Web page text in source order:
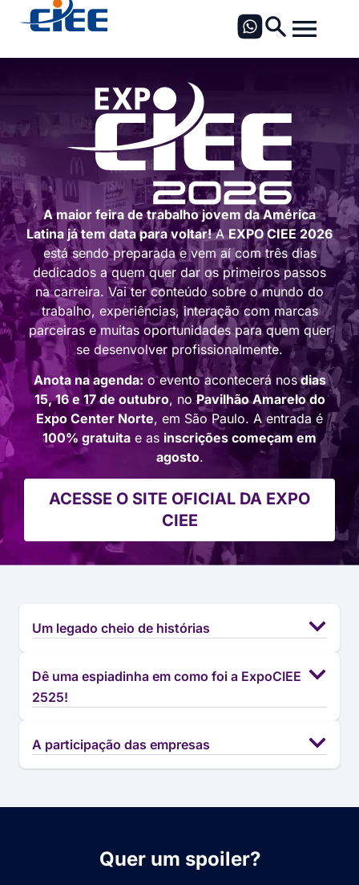
A maior feira de trabalho jovem da América
Latina já tem data para voltar!AEXPO CIEE 2026
está sendo preparada e vem aí com três dias
dedicados a quem quer dar os primeiros passos
na carreira. Vai ter conteúdo sobre o mundo do
trabalho, experiências, interação com marcas
parceiras e muitas oportunidades para quem quer
se desenvolver profissionalmente.
Anota na agenda: o evento acontecerá nosdias
15, 16 e 17 de outubro, noPavilhão Amarelo do
Expo Center Norte, em São Paulo. A entrada é
100% gratuita e as inscrições começam em
agosto.
ACESSE O SITE OFICIAL DA EXPO
CIEE
Um legado cheio de histórias
Dê uma espiadinha em como foi a ExpoCIEE
2525!
A participação das empresas
Quer um spoiler?